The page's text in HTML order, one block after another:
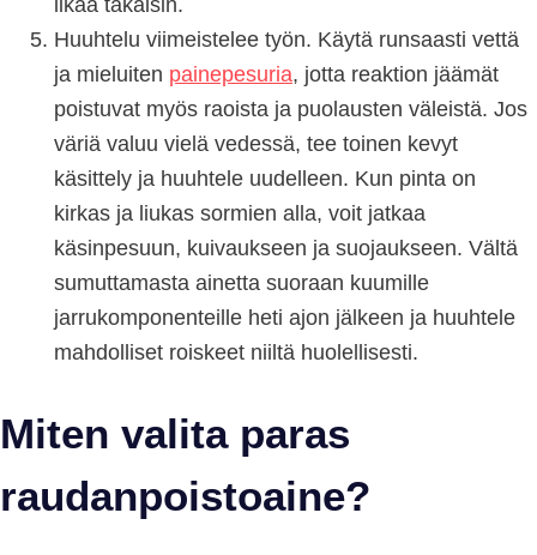
likaa takaisin.
Huuhtelu viimeistelee työn. Käytä runsaasti vettä
ja mieluiten painepesuria, jotta reaktion jäämät
poistuvat myös raoista ja puolausten väleistä. Jos
väriä valuu vielä vedessä, tee toinen kevyt
käsittely ja huuhtele uudelleen. Kun pinta on
kirkas ja liukas sormien alla, voit jatkaa
käsinpesuun, kuivaukseen ja suojaukseen. Vältä
sumuttamasta ainetta suoraan kuumille
jarrukomponenteille heti ajon jälkeen ja huuhtele
mahdolliset roiskeet niiltä huolellisesti.
Miten valita paras
raudanpoistoaine?